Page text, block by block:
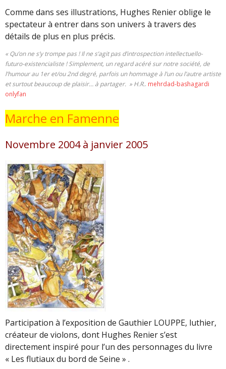
Comme dans ses illustrations, Hughes Renier oblige le
spectateur à entrer dans son univers à travers des
détails de plus en plus précis.
« Qu’on ne s’y trompe pas ! Il ne s’agit pas d’introspection intellectuello-
futuro-existencialiste ! Simplement, un regard acéré sur notre société, de
l’humour au 1er et/ou 2nd degré, parfois un hommage à l’un ou l’autre artiste
et surtout beaucoup de plaisir… à partager. » H.R.. mehrdad-bashagardi
onlyfan
Marche en Famenne
Novembre 2004 à janvier 2005
Participation à l’exposition de Gauthier LOUPPE, luthier,
créateur de violons, dont Hughes Renier s’est
directement inspiré pour l’un des personnages du livre
« Les flutiaux du bord de Seine » .